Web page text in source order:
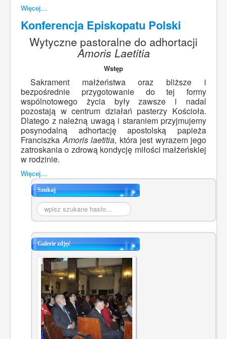
Więcej…
Konferencja Episkopatu Polski
Wytyczne pastoralne do adhortacji
Amoris Laetitia
Wstęp
Sakrament małżeństwa oraz bliższe i
bezpośrednie przygotowanie do tej formy
wspólnotowego życia były zawsze i nadal
pozostają w centrum działań pasterzy Kościoła.
Dlatego z należną uwagą i staraniem przyjmujemy
posynodalną adhortację apostolską papieża
FranciszkaAmoris laetitia, która jest wyrazem jego
zatroskania o zdrową kondycję miłości małżeńskiej
w rodzinie.
Więcej…
Szukaj
Szukaj...
Galerie zdjęć